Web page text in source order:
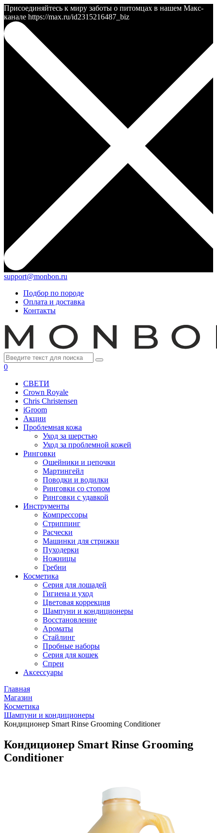
Присоединяйтесь к миру заботы о питомцах в нашем Макс-
канале https://max.ru/id2315216487_biz
support@monbon.ru
Подбор по породе
Оплата и доставка
Контакты
0
СВЕТИ
Crown Royale
Chris Christensen
iGroom
Акции
Проблемная кожа
Уход за шерстью
Уход за проблемной кожей
Ринговки
Ошейники и цепочки
Мартингейл
Поводки и водилки
Ринговки со стопом
Ринговки с удавкой
Инструменты
Компрессоры
Стриппинг
Расчески
Машинки для стрижки
Пуходерки
Ножницы
Гребни
Косметика
Серия для лошадей
Гигиена и уход
Цветовая коррекция
Шампуни и кондиционеры
Восстановление
Ароматы
Стайлинг
Пробные наборы
Серия для кошек
Спреи
Аксессуары
Главная
Магазин
Косметика
Шампуни и кондиционеры
Кондиционер Smart Rinse Grooming Conditioner
Кондиционер Smart Rinse Grooming
Conditioner